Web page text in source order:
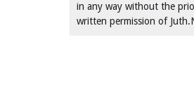
in any way without the
written permission of